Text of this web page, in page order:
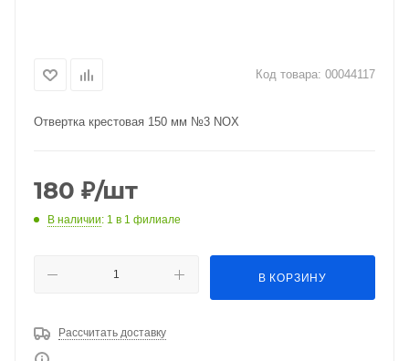
Код товара: 00044117
Отвертка крестовая 150 мм №3 NOX
180 ₽/шт
В наличии: 1 в 1 филиале
В КОРЗИНУ
Рассчитать доставку